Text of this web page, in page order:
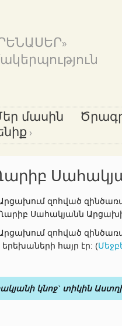
մասին
զոհված
Սահակյանն Արցախից
զոհված
հայր էր: (
կնոջ` տիկին